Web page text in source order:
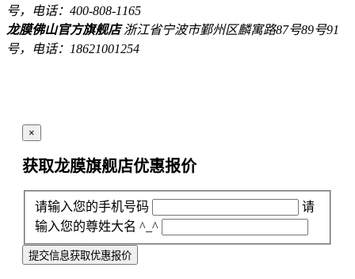
号，电话：400-808-1165
龙膜佛山官方旗舰店浙江省宁波市鄞州区麟寓路87号89号91
号，电话：18621001254
×
获取龙膜旗舰店优惠报价
请输入您的手机号码
请
输入您的尊姓大名 ^_^
提交信息获取优惠报价